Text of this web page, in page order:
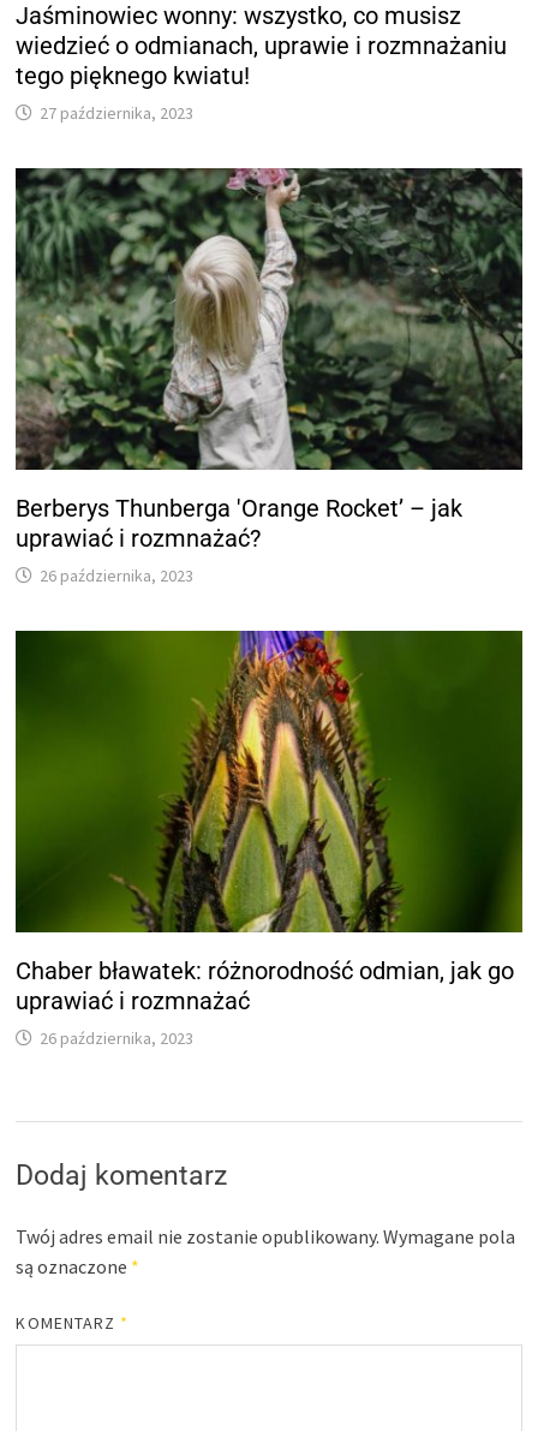
Jaśminowiec wonny: wszystko, co musisz
wiedzieć o odmianach, uprawie i rozmnażaniu
tego pięknego kwiatu!
27 października, 2023
Berberys Thunberga 'Orange Rocket’ – jak
uprawiać i rozmnażać?
26 października, 2023
Chaber bławatek: różnorodność odmian, jak go
uprawiać i rozmnażać
26 października, 2023
Dodaj komentarz
Twój adres email nie zostanie opublikowany. Wymagane pola
są oznaczone *
KOMENTARZ *